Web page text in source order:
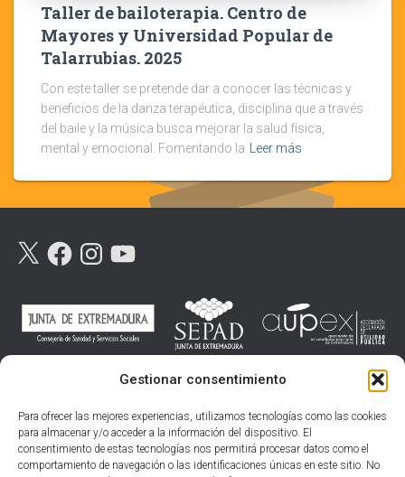
Gestionar consentimiento
Para ofrecer las mejores experiencias, utilizamos tecnologías como las cookies
para almacenar y/o acceder a la información del dispositivo. El
consentimiento de estas tecnologías nos permitirá procesar datos como el
comportamiento de navegación o las identificaciones únicas en este sitio. No
Taller de bailoterapia. Centro de
Mayores y Universidad Popular de
Talarrubias. 2025
Con este taller se pretende dar a conocer las técnicas y
beneficios de la danza terapéutica, disciplina que a través
del baile y la música busca mejorar la salud física,
mental y emocional. Fomentando la
Leer más
X
F
A
O
O
K
N
G
R
A
M
Y
O
B
E